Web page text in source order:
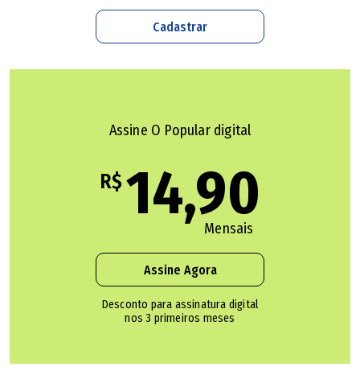
uma política pública, no sentido de ser um marco. O
segundo aspecto, também importante, é uma declaração
Transferindo à iniciativa privada condutas antes
genéricas, como crimes contra a administração pública.
Lava Jato, programas de leniência do CAD, a Controladoria
ela é o ente responsável pela lei por processar
que cometem esses desvios. Mas os resultados virão mais
Cadastrar
Assine O Popular digital
R$ 14,90
Mensais
Assine Agora
Desconto para assinatura digital
nos 3 primeiros meses